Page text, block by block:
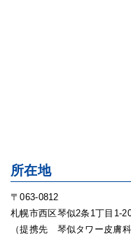
所在地
〒063-0812
札幌市西区琴似2条1丁目1-
（提携先 琴似タワー皮膚科